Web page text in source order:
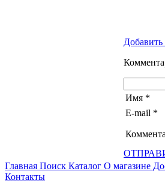
Добавить
Имя *
E-mail *
Главная Поиск Каталог О магазине
Контакты